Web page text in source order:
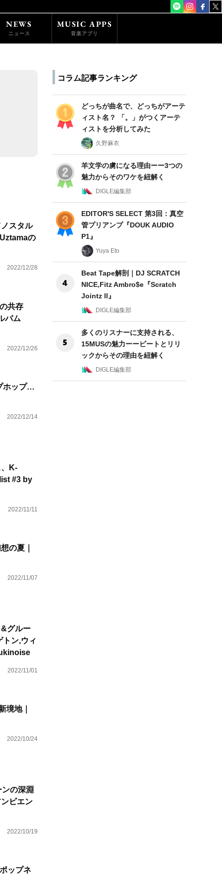
NEWS
ニュース
MUSIC APPS
音楽アプリ
スタル
の
2022/12/28
共存
バム
2022/12/26
ホップ…
2022/12/14
K-
#3 by
2022/11/11
の夏｜
2022/11/07
グルー
ン,ウィ
2022/11/01
境地｜
2022/10/24
の深淵
ビエン
2022/10/19
ップネ
コラム記事ランキング
どっちが曲名で、どっちがアーテ
ィスト名？ 「。」がつくアーテ
ィストを分析してみた
久野麻衣
羊文学の虜になる理由ーー3つの
魅力からそのワケを紐解く
DIGLE編集部
EDITOR'S SELECT 第3回：真空
管プリアンプ『DOUK AUDIO
P1』
Yuya Eto
Beat Tape解剖｜DJ SCRATCH
NICE,Fitz Ambro$e『Scratch
Jointz II』
DIGLE編集部
多くのリスナーに支持される、
15MUSの魅力ーービートとリリ
ックからその理由を紐解く
DIGLE編集部